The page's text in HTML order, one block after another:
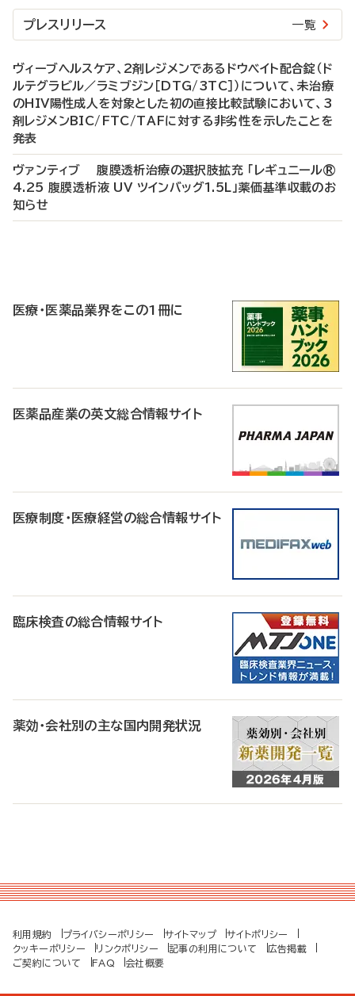
プレスリリース 一覧
ヴィーブヘルスケア、2剤レジメンであるドウベイト配合錠（ド
ルテグラビル／ラミブジン［DTG/3TC］）について、未治療
のHIV陽性成人を対象とした初の直接比較試験において、3
剤レジメンBIC/FTC/TAFに対する非劣性を示したことを
発表
ヴァンティブ 腹膜透析治療の選択肢拡充 「レギュニール®
4.25 腹膜透析液 UV ツインバッグ1.5L」薬価基準収載のお
知らせ
医療・医薬品業界をこの1冊に
医薬品産業の英文総合情報サイト
医療制度・医療経営の総合情報サイト
臨床検査の総合情報サイト
薬効・会社別の主な国内開発状況
利用規約 プライバシーポリシー サイトマップ
サイトポリシー
クッキーポリシー
リンクポリシー 記事の利用について
広告掲載
ご契約について
FAQ 会社概要